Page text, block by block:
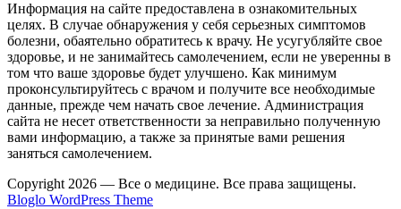
Информация на сайте предоставлена в ознакомительных
целях. В случае обнаружения у себя серьезных симптомов
болезни, обаятельно обратитесь к врачу. Не усугубляйте свое
здоровье, и не занимайтесь самолечением, если не уверенны в
том что ваше здоровье будет улучшено. Как минимум
проконсультируйтесь с врачом и получите все необходимые
данные, прежде чем начать свое лечение. Администрация
сайта не несет ответственности за неправильно полученную
вами информацию, а также за принятые вами решения
заняться самолечением.
Copyright 2026 — Все о медицине. Все права защищены.
Bloglo WordPress Theme